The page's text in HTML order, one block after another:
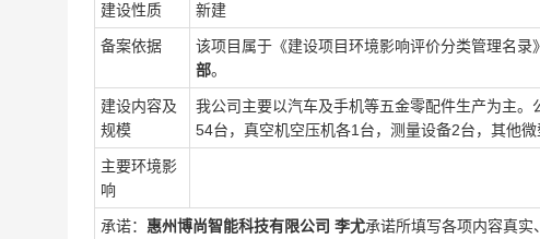
建设性质 新建
备案依据 该项目属于《建设项目环境影响评价分类管理名
部。
建设内容及
规模
我公司主要以汽车及手机等五金零配件生产为主
54台，真空机空压机各1台，测量设备2台，其他微
主要环境影
响
承诺： 惠州博尚智能科技有限公司 李尤承诺所填写各项内容真实